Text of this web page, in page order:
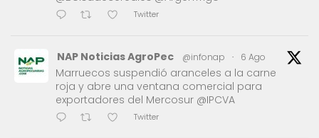
Twitter
NAP Noticias AgroPec @infonap · 6 Ago
Marruecos suspendió aranceles a la carne
roja y abre una ventana comercial para
exportadores del Mercosur @IPCVA
Twitter